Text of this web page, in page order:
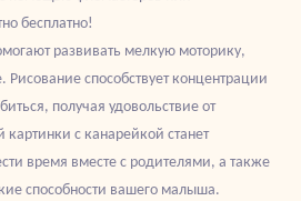
бесплатно!
развивать мелкую моторику,
способствует концентрации
получая удовольствие от
с канарейкой станет
время вместе с родителями, а также
способности вашего малыша.